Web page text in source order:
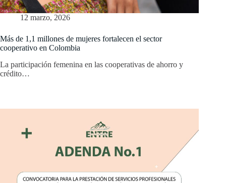
12 marzo, 2026
Más de 1,1 millones de mujeres fortalecen el sector
cooperativo en Colombia
La participación femenina en las cooperativas de ahorro y
crédito…